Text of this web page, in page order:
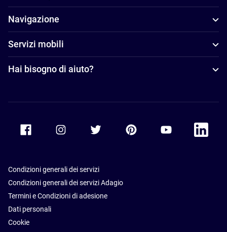
Navigazione
Servizi mobili
Hai bisogno di aiuto?
Accor Youtube
Accor
Condizioni generali dei servizi
Condizioni generali dei servizi Adagio
Termini e Condizioni di adesione
Dati personali
Cookie